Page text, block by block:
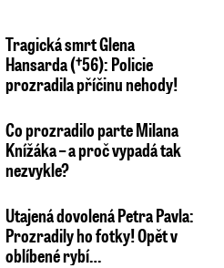
Tragická smrt Glena
Hansarda (†56): Policie
prozradila příčinu nehody!
Co prozradilo parte Milana
Knížáka – a proč vypadá tak
nezvykle?
Utajená dovolená Petra Pavla:
Prozradily ho fotky! Opět v
oblíbené rybí…